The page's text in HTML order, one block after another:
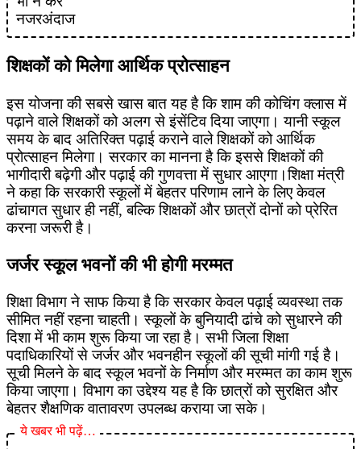
शिक्षकों को मिलेगा आर्थिक प्रोत्साहन
इस योजना की सबसे खास बात यह है कि शाम की कोचिंग क्लास में
पढ़ाने वाले शिक्षकों को अलग से इंसेंटिव दिया जाएगा। यानी स्कूल
समय के बाद अतिरिक्त पढ़ाई कराने वाले शिक्षकों को आर्थिक
प्रोत्साहन मिलेगा। सरकार का मानना है कि इससे शिक्षकों की
भागीदारी बढ़ेगी और पढ़ाई की गुणवत्ता में सुधार आएगा।शिक्षा मंत्री
ने कहा कि सरकारी स्कूलों में बेहतर परिणाम लाने के लिए केवल
ढांचागत सुधार ही नहीं, बल्कि शिक्षकों और छात्रों दोनों को प्रेरित
करना जरूरी है।
जर्जर स्कूल भवनों की भी होगी मरम्मत
शिक्षा विभाग ने साफ किया है कि सरकार केवल पढ़ाई व्यवस्था तक
सीमित नहीं रहना चाहती। स्कूलों के बुनियादी ढांचे को सुधारने की
दिशा में भी काम शुरू किया जा रहा है। सभी जिला शिक्षा
पदाधिकारियों से जर्जर और भवनहीन स्कूलों की सूची मांगी गई है।
सूची मिलने के बाद स्कूल भवनों के निर्माण और मरम्मत का काम शुरू
किया जाएगा। विभाग का उद्देश्य यह है कि छात्रों को सुरक्षित और
बेहतर शैक्षणिक वातावरण उपलब्ध कराया जा सके।
ये खबर भी पढ़ें…